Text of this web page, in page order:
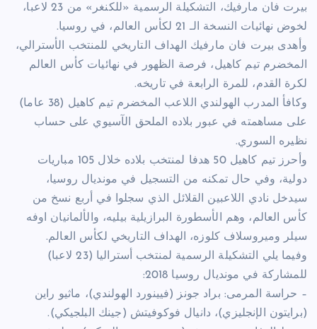
بيرت فان مارفيك، التشكيلة الرسمية «للكنغر» من 23 لاعبا،
لخوض نهائيات النسخة الـ 21 لكأس العالم، في روسيا.
وأهدى بيرت فان مارفيك الهداف التاريخي للمنتخب الأسترالي،
المخضرم تيم كاهيل، فرصة الظهور في نهائيات كأس العالم
لكرة القدم، للمرة الرابعة في تاريخه.
وكافأ المدرب الهولندي اللاعب المخضرم تيم كاهيل (38 عاما)
على مساهمته في عبور بلاده الملحق الآسيوي على حساب
نظيره السوري.
وأحرز تيم كاهيل 50 هدفا لمنتخب بلاده خلال 105 مباريات
دولية، وفي حال تمكنه من التسجيل في مونديال روسيا،
سيدخل نادي اللاعبين القلائل الذي سجلوا في أربع نسخ من
كأس العالم، وهم الأسطورة البرازيلية بيليه، والألمانيان اوفه
سيلر وميروسلاف كلوزه، الهداف التاريخي لكأس العالم.
وفيما يلي التشكيلة الرسمية لمنتخب أستراليا (23 لاعبا)
للمشاركة في مونديال روسيا 2018:
– حراسة المرمى: براد جونز (فيينورد الهولندي)، ماثيو راين
(برايتون الإنجليزي)، دانيال فوكوفيتش (جينك البلجيكي).